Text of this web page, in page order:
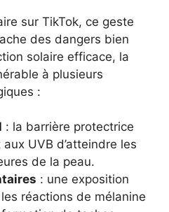
sur TikTok, ce geste
des dangers bien
solaire efficace, la
à plusieurs
:
: la barrière protectrice
UVB d’atteindre les
de la peau.
: une exposition
réactions de mélanine